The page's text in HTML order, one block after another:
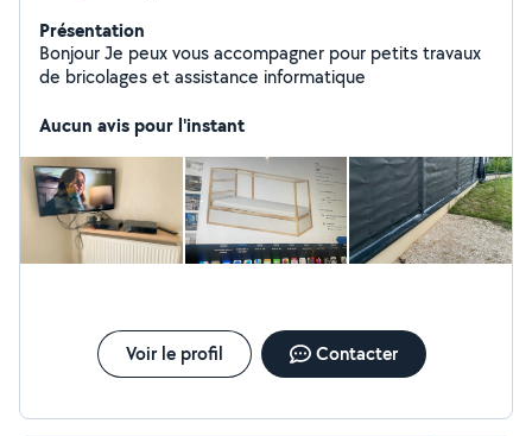
Présentation
Bonjour Je peux vous accompagner pour petits travaux
de bricolages et assistance informatique
Aucun avis pour l'instant
Voir le profil Contacter